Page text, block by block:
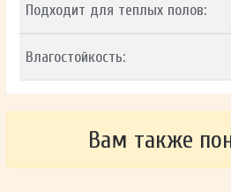
Подходит для теплых полов:
Влагостойкость:
Вам также